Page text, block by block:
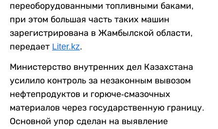
переоборудованными топливными баками,
при этом большая часть таких машин
зарегистрирована в Жамбылской области,
передает Liter.kz.
Министерство внутренних дел Казахстана
усилило контроль за незаконным вывозом
нефтепродуктов и горюче-смазочных
материалов через государственную границу.
Основной упор сделан на выявление